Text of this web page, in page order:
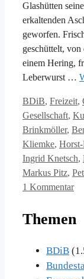
Glashütten
erkaltenden
geworfen.
geschüttelt,
einem Hering,
Leberwurst …
Kategorien
BDiB, Freizeit,
Gesellschaft,
Brinkmöller,
Kliemke,
Ingrid Knetsch,
Markus Pitz,
1 Kommentar
Themen
BDiB